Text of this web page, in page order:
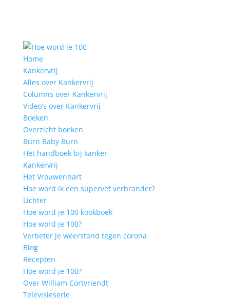
Home
Kankervrij
Alles over Kankervrij
Columns over Kankervrij
Video’s over Kankervrij
Boeken
Overzicht boeken
Burn Baby Burn
Het handboek bij kanker
Kankervrij
Het Vrouwenhart
Hoe word ik een supervet verbrander?
Lichter
Hoe word je 100 kookboek
Hoe word je 100?
Verbeter je weerstand tegen corona
Blog
Recepten
Hoe word je 100?
Over William Cortvriendt
Televisieserie